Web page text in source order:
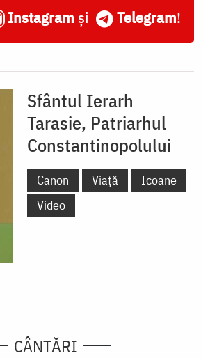
Instagram și Telegram!
Sfântul Ierarh
Tarasie, Patriarhul
Constantinopolului
Canon Viață
Icoane
Video
CÂNTĂRI